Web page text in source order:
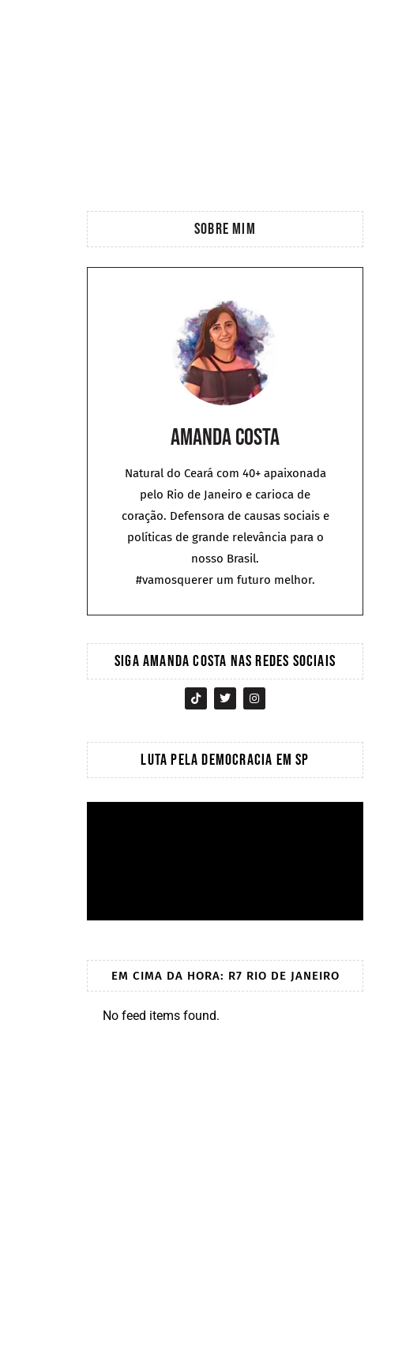
SOBRE MIM
Amanda Costa
Natural do Ceará com 40+ apaixonada
pelo Rio de Janeiro e carioca de
coração. Defensora de causas sociais e
políticas de grande relevância para o
nosso Brasil.
#vamosquerer um futuro melhor.
SIGA AMANDA COSTA NAS REDES SOCIAIS
LUTA PELA DEMOCRACIA EM SP
EM CIMA DA HORA: R7 RIO DE JANEIRO
No feed items found.